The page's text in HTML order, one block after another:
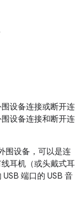
设备连接或断开连
设备连接和断开连
围设备，可以是连
耳机（或头戴式耳
端口的 USB 音